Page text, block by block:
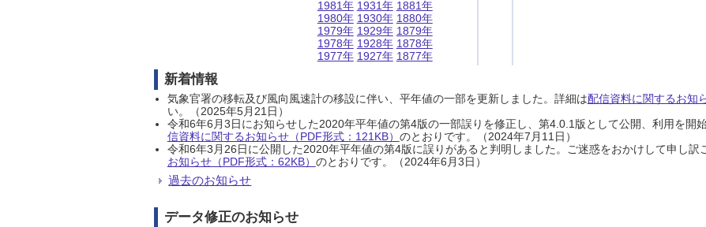
1981年
1980年
1979年
1978年
1977年
1931年
1930年
1929年
1928年
1927年
1881年
1880年
1879年
1878年
1877年
新着情報
気象官署の移転及び風向風速計の移設に伴い、平年値の一部を更新しました。詳細は配信資料に関するお知
い。（2025年5月21日）
令和6年6月3日にお知らせした2020年平年値の第4版の一部誤りを修正し、第4.0.1版として公開、利用を開
信資料に関するお知らせ（PDF形式：121KB） のとおりです。（2024年7月11日）
令和6年3月26日に公開した2020年平年値の第4版に誤りがあると判明しました。ご迷惑をおかけして申し訳
お知らせ（PDF形式：62KB） のとおりです。（2024年6月3日）
過去のお知らせ
データ修正のお知らせ